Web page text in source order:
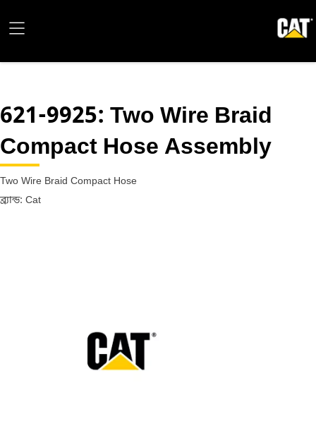
621-9925: Two Wire Braid
Compact Hose Assembly
Two Wire Braid Compact Hose
ব্র্যান্ড: Cat